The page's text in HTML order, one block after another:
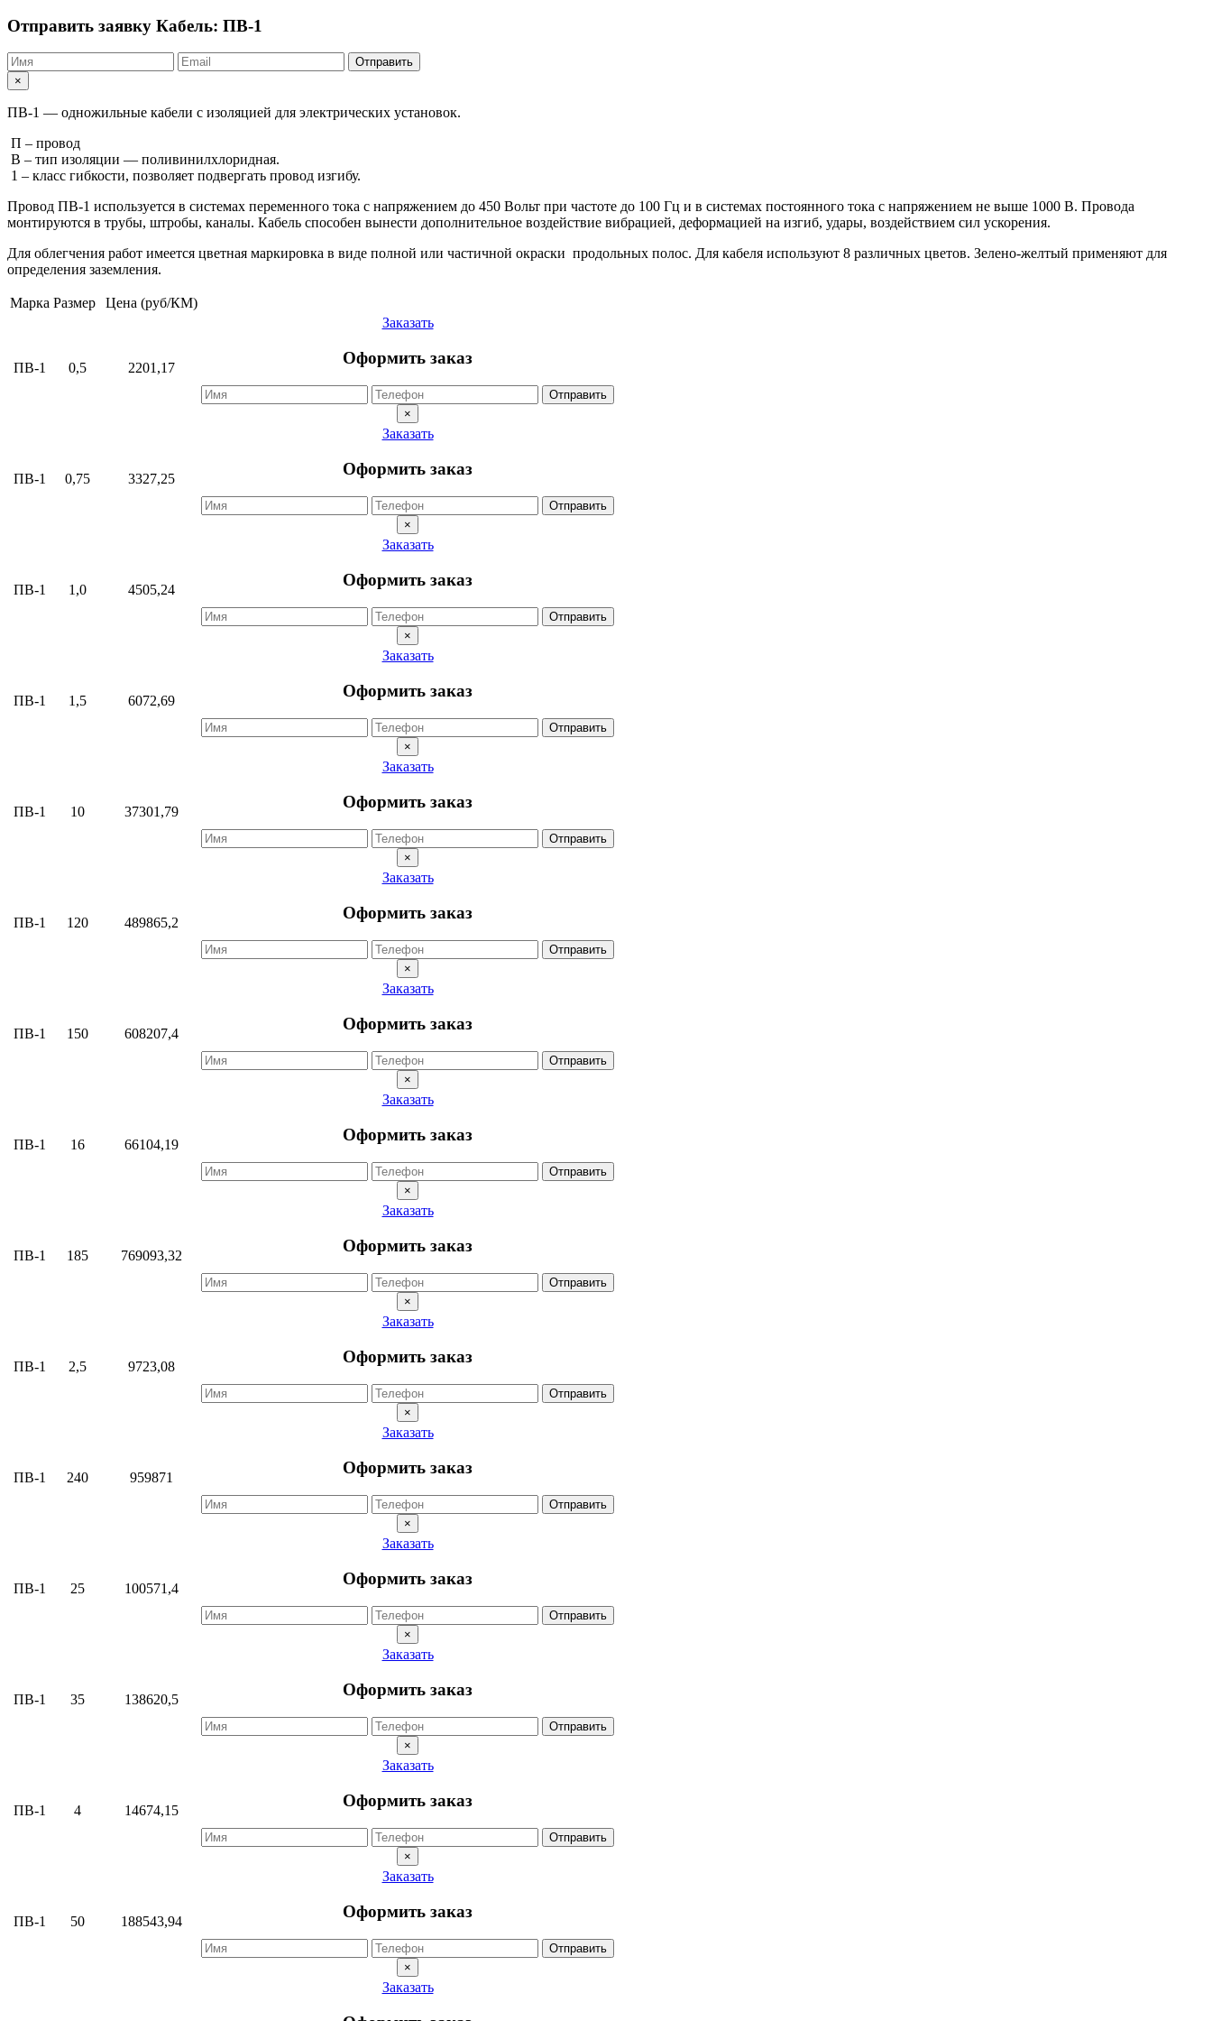
Отправить заявку Кабель: ПВ-1
Отправить
×
ПВ-1 — одножильные кабели с изоляцией для электрических установок.
П – провод
В – тип изоляции — поливинилхлоридная.
1 – класс гибкости, позволяет подвергать провод изгибу.
Провод ПВ-1 используется в системах переменного тока с напряжением до 450 Вольт при частоте до 100 Гц и в системах постоянного тока с напряжением не выше 1000 В. Провода
монтируются в трубы, штробы, каналы. Кабель способен вынести дополнительное воздействие вибрацией, деформацией на изгиб, удары, воздействием сил ускорения.
Для облегчения работ имеется цветная маркировка в виде полной или частичной окраски продольных полос. Для кабеля используют 8 различных цветов. Зелено-желтый применяют для
определения заземления.
Марка Размер Цена (руб/КМ)
ПВ-1 0,5 2201,17
Заказать
Оформить заказ
Отправить
×
ПВ-1 0,75 3327,25
Заказать
Оформить заказ
Отправить
×
ПВ-1 1,0 4505,24
Заказать
Оформить заказ
Отправить
×
ПВ-1 1,5 6072,69
Заказать
Оформить заказ
Отправить
×
ПВ-1 10 37301,79
Заказать
Оформить заказ
Отправить
×
ПВ-1 120 489865,2
Заказать
Оформить заказ
Отправить
×
ПВ-1 150 608207,4
Заказать
Оформить заказ
Отправить
×
ПВ-1 16 66104,19
Заказать
Оформить заказ
Отправить
×
ПВ-1 185 769093,32
Заказать
Оформить заказ
Отправить
×
ПВ-1 2,5 9723,08
Заказать
Оформить заказ
Отправить
×
ПВ-1 240 959871
Заказать
Оформить заказ
Отправить
×
ПВ-1 25 100571,4
Заказать
Оформить заказ
Отправить
×
ПВ-1 35 138620,5
Заказать
Оформить заказ
Отправить
×
ПВ-1 4 14674,15
Заказать
Оформить заказ
Отправить
×
ПВ-1 50 188543,94
Заказать
Оформить заказ
Отправить
×
Заказать